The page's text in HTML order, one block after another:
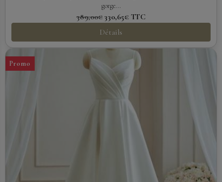
gorge...
389,00€ 330,65€ TTC
Détails
Promo